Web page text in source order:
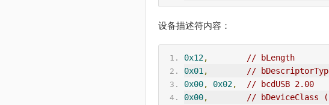
设备描述符内容：
0x12,
// bLength
0x01 ,
//
0x00, 0x02,
// bcdUSB 2.00
0x00,
// bDeviceClass